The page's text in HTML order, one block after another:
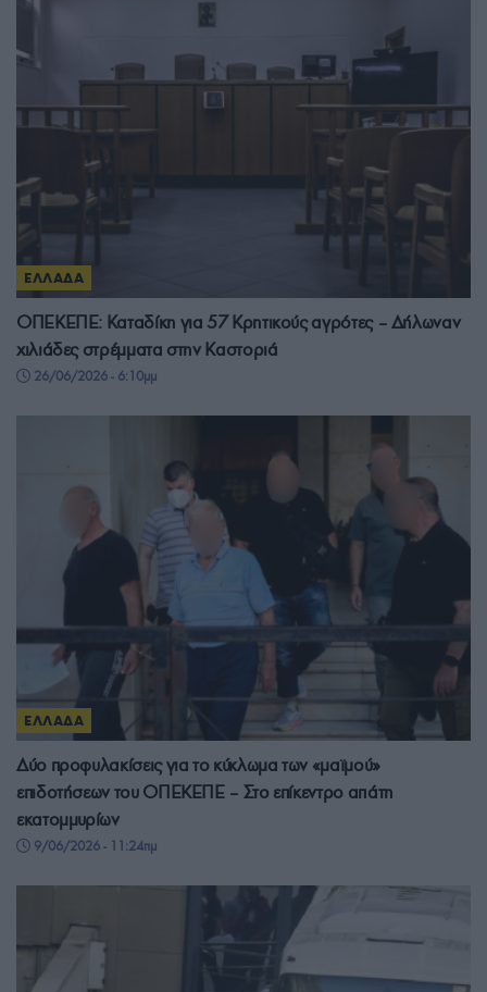
ΕΛΛΑΔΑ
ΟΠΕΚΕΠΕ: Καταδίκη για 57 Κρητικούς αγρότες – Δήλωναν
χιλιάδες στρέμματα στην Καστοριά
26/06/2026 - 6:10μμ
ΕΛΛΑΔΑ
Δύο προφυλακίσεις για το κύκλωμα των «μαϊμού»
επιδοτήσεων του ΟΠΕΚΕΠΕ – Στο επίκεντρο απάτη
εκατομμυρίων
9/06/2026 - 11:24πμ